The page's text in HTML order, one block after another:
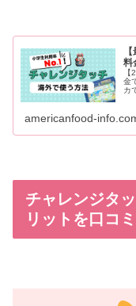
料
金
カ
americanfood-
チャレンジタ
リットを口コミ